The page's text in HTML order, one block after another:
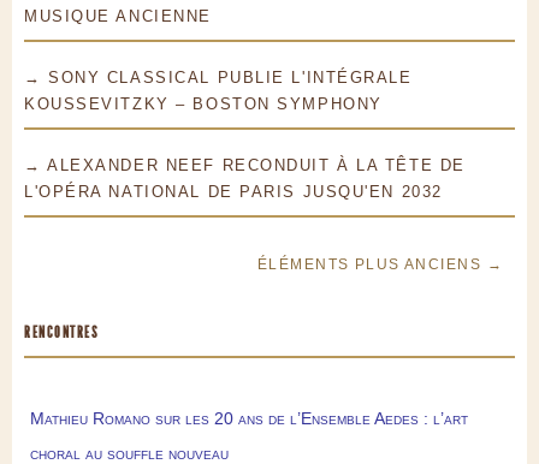
MUSIQUE ANCIENNE
→ SONY CLASSICAL PUBLIE L'INTÉGRALE
KOUSSEVITZKY – BOSTON SYMPHONY
→ ALEXANDER NEEF RECONDUIT À LA TÊTE DE
L'OPÉRA NATIONAL DE PARIS JUSQU'EN 2032
ÉLÉMENTS PLUS ANCIENS →
RENCONTRES
Mathieu Romano sur les 20 ans de l’Ensemble Aedes : l’art
choral au souffle nouveau